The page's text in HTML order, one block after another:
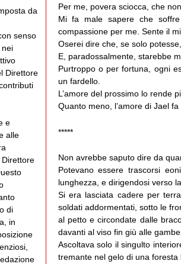
Per me, povera sciocca, che
Mi fa male sapere che
compassione per me. Sente il
Oserei dire che, se solo
E, paradossalmente, starebbe
Purtroppo o per fortuna, ogni
un fardello.
L’amore del prossimo lo rende
Quanto meno, l’amore di Jael fa
*****
Non avrebbe saputo dire da
Potevano essere trascorsi
lunghezza, e dirigendosi verso
Si era lasciata cadere per
soldati addormentati, sotto le
al petto e circondate dalle
davanti al viso fin giù alle
Ascoltava solo il singulto
tremante nel gelo di una foresta
da
senso
nei
Direttore
e
alle
di
in